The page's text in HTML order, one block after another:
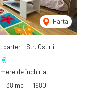
Harta
parter - Str. Ostirii
€
de închiriat
38 mp 1980